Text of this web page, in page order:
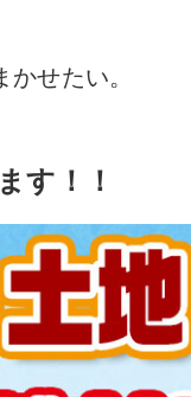
せたい。
す！！